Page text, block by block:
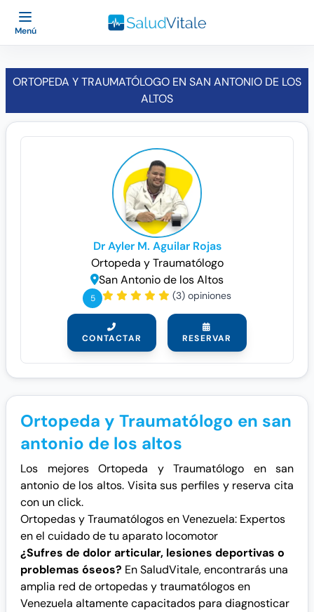
Menú
ORTOPEDA Y TRAUMATÓLOGO EN SAN ANTONIO DE LOS
ALTOS
Dr Ayler M. Aguilar Rojas
Ortopeda y Traumatólogo
San Antonio de los Altos
5 (3) opiniones
CONTACTAR RESERVAR
Ortopeda y Traumatólogo en san
antonio de los altos
Los mejores Ortopeda y Traumatólogo en san
antonio de los altos. Visita sus perfiles y reserva cita
con un click.
Ortopedas y Traumatólogos en Venezuela: Expertos
en el cuidado de tu aparato locomotor
¿Sufres de dolor articular, lesiones deportivas o
problemas óseos? En SaludVitale, encontrarás una
amplia red de ortopedas y traumatólogos en
Venezuela altamente capacitados para diagnosticar